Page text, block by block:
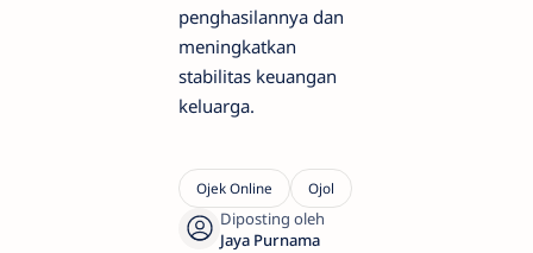
penghasilannya dan
meningkatkan
stabilitas keuangan
keluarga.